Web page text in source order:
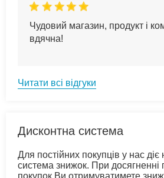
Чудовий магазин, продукт і
вдячна!
Читати всі відгуки
Дисконтна система
Для постійних покупців у нас
система знижок. При досягненні
покупок Ви отримуватимете